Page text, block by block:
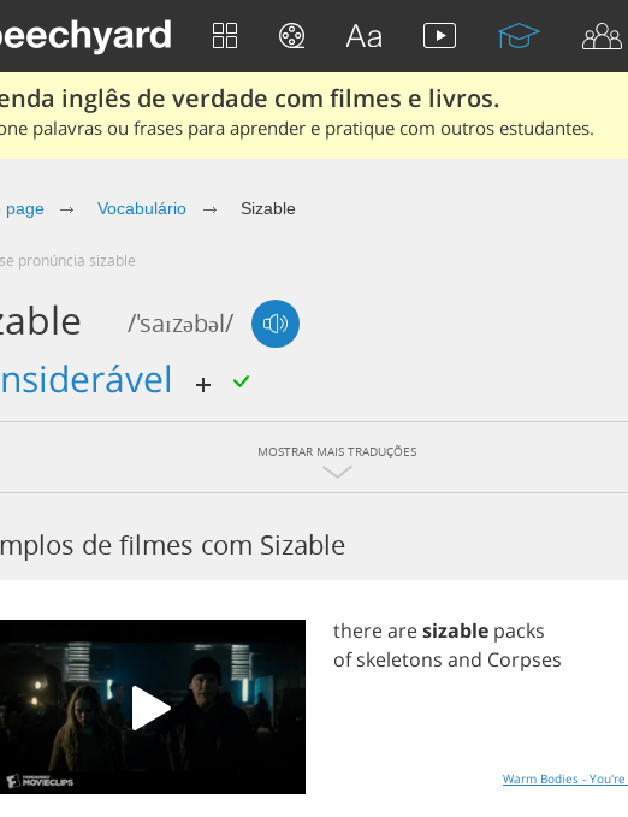
inglês de verdade com filmes e livros.
palavras ou frases para aprender e pratique com outros estudantes.
page Vocabulário Sizable
se pronúncia sizable
/'saɪzəbəl/
MOSTRAR MAIS TRADUÇÕES
de filmes com Sizable
therearesizable packs
of skeletons and Corpses
Warm Bodies - You're